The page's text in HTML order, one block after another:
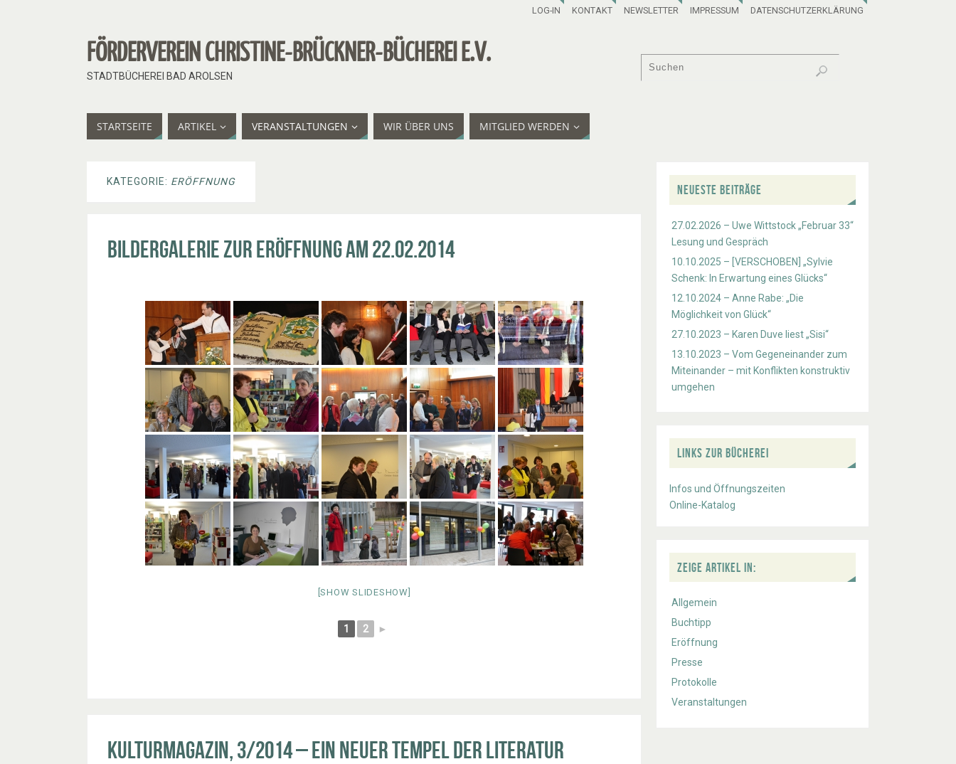
LOG-IN KONTAKT NEWSLETTER IMPRESSUM DATENSCHUTZERKLÄRUNG
FÖRDERVEREIN CHRISTINE-BRÜCKNER-BÜCHEREI E.V.
STADTBÜCHEREI BAD AROLSEN
STARTSEITE ARTIKEL VERANSTALTUNGEN WIR ÜBER UNS MITGLIED WERDEN
KATEGORIE: ERÖFFNUNG
Bildergalerie zur Eröffnung am 22.02.2014
[SHOW SLIDESHOW]
1 2 ►
Kulturmagazin, 3/2014 – Ein neuer Tempel der Literatur
NEUESTE BEITRÄGE
27.02.2026 – Uwe Wittstock „Februar 33“
Lesung und Gespräch
10.10.2025 – [VERSCHOBEN] „Sylvie
Schenk: In Erwartung eines Glücks“
12.10.2024 – Anne Rabe: „Die
Möglichkeit von Glück“
27.10.2023 – Karen Duve liest „Sisi“
13.10.2023 – Vom Gegeneinander zum
Miteinander – mit Konflikten konstruktiv
umgehen
LINKS ZUR BÜCHEREI
Infos und Öffnungszeiten
Online-Katalog
ZEIGE ARTIKEL IN:
Allgemein
Buchtipp
Eröffnung
Presse
Protokolle
Veranstaltungen